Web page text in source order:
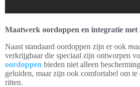
Maatwerk oordoppen en integratie met
Naast standaard oordoppen zijn er ook
verkrijgbaar die speciaal zijn ontworpen
oordoppen bieden niet alleen
geluiden, maar zijn ook comfortabel om te
ritten.